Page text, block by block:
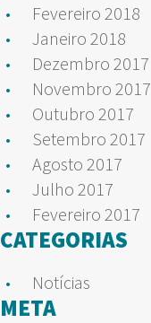
Fevereiro 2018
Janeiro 2018
Dezembro 2017
Novembro 2017
Outubro 2017
Setembro 2017
Agosto 2017
Julho 2017
Fevereiro 2017
CATEGORIAS
Notícias
META